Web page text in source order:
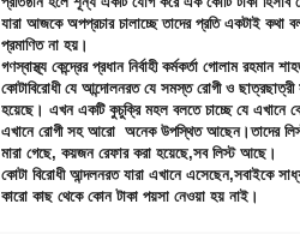
যারা আজকে অপপ্রচার চালাচ্ছে তাদের প্রতি একটাই
প্রমাণিত না হয়।
গণস্বাস্থ্য কেন্দ্রের প্রধান নির্বাহী কর্মকর্তা গোলাম
কোটাবিরোধী যে আন্দোলনরত যে সমস্ত রোগী ও
হয়েছে। এখন একটি কুচুক্রি মহল বলতে চাচ্ছে যে এখানে
এখানে রোগী সহ আরো অনেক উপস্থিত আছেন।তাদের
মারা গেছে, কয়জন রেফার করা হয়েছে,সব লিস্ট আছে।
কোটা বিরোধী আন্দলনরত যারা এখানে এসেছেন,সবাইকে
কারো কাছ থেকে কোন টাকা পয়সা নেওয়া হয় নাই।